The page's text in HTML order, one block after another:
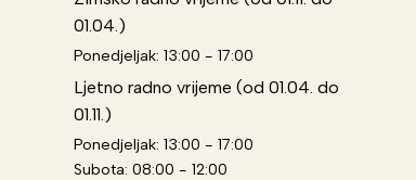
01.04.)
Ponedjeljak: 13:00 - 17:00
Ljetno radno vrijeme (od 01.04. do
01.11.)
Ponedjeljak: 13:00 - 17:00
Subota: 08:00 - 12:00